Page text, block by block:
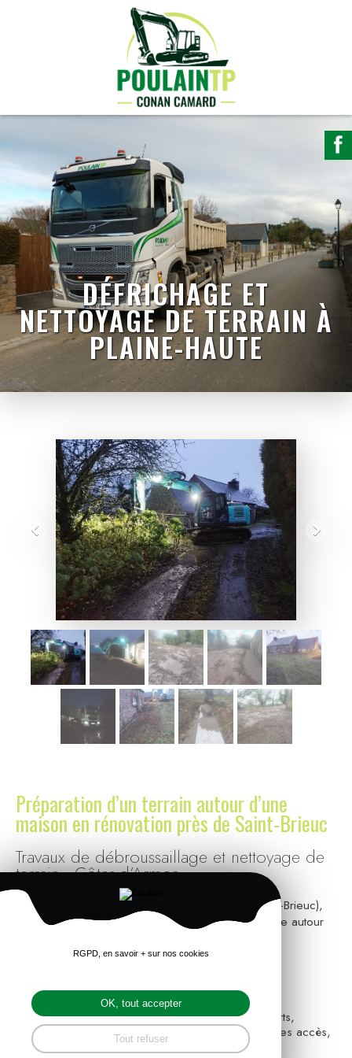
DÉFRICHAGE ET
NETTOYAGE DE TERRAIN À
PLAINE-HAUTE
Préparation d’un terrain autour d’une
maison en rénovation près de Saint-Brieuc
Travaux de débroussaillage et nettoyage de
terrain - Côtes-d’Armor
Intervention à Plaine-Haute (agglomération de Saint-Brieuc),
pour réaliser un nettoyage complet et un défrichage autour
débroussailler et retirer la végétation,
évacuer les branches, souches et déchets verts,
nettoyer les abords de la maison et dégager les accès,
préparer le terrain pour les futurs travaux
RGPD, en savoir + sur nos cookies
OK, tout accepter
Tout refuser